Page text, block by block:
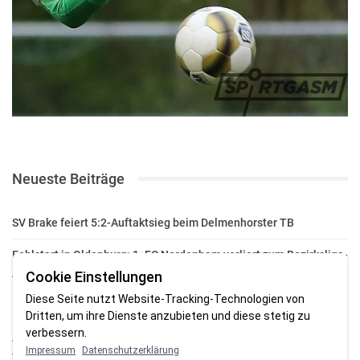
Neueste Beiträge
SV Brake feiert 5:2-Auftaktsieg beim Delmenhorster TB
Fehlstart in Oldenburg: 1. FC Nordenham verliert zum Bezirksliga-
Auftakt
Fußball in der Wesermarsch: Die Bilder vom Wochenende
Aufstieg geschafft: HSG-Unterweser-C-Jugend macht sich bereit
für die Oberliga
Cookie Einstellungen
Diese Seite nutzt Website-Tracking-Technologien von
Dritten, um ihre Dienste anzubieten und diese stetig zu
verbessern.
Impressum Datenschutzerklärung